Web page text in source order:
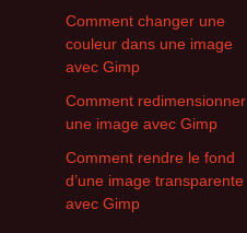
Comment changer une
couleur dans une image
avec Gimp
Comment redimensionner
une image avec Gimp
Comment rendre le fond
d’une image transparente
avec Gimp